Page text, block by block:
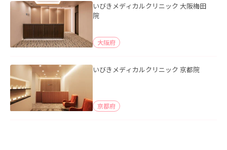
いびきメディカルクリニック 大阪梅田
院
大阪府
いびきメディカルクリニック 京都院
京都府